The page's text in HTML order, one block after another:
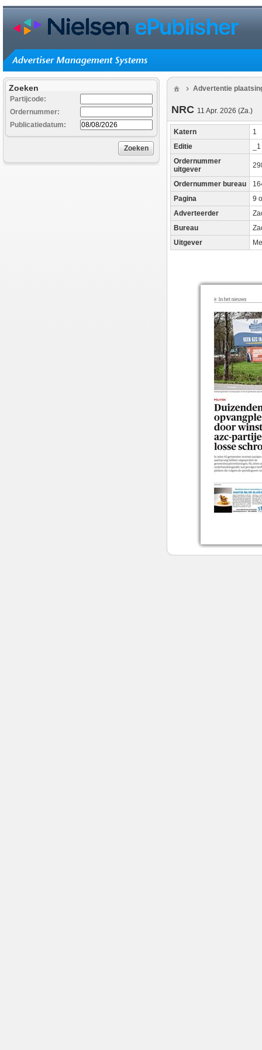
Zoeken
Partijcode:
Ordernummer:
Publicatiedatum:
Zoeken
Advertentie
NRC 11 Apr. 2026 (Za.)
Katern
1
Editie
_1
Ordernummer
uitgever
Ordernummer bureau
Pagina
9
Adverteerder
Bureau
Uitgever